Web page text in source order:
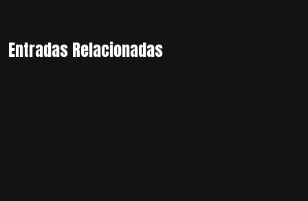
Entradas Relacionadas